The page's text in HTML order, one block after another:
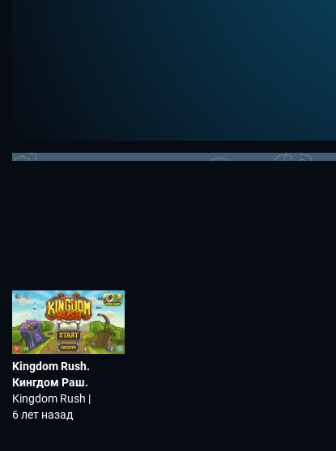
Kingdom Rush.
Кингдом Раш.
Новая ио игра.
Kingdom Rush |
Кингдом Раш
6 лет назад